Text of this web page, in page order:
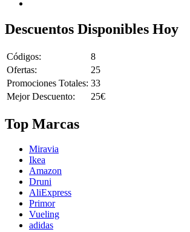
Descuentos Disponibles Hoy
Códigos:
8
Ofertas:
25
Promociones Totales: 33
Mejor Descuento:
25€
Top Marcas
Miravia
Ikea
Amazon
Druni
AliExpress
Primor
Vueling
adidas